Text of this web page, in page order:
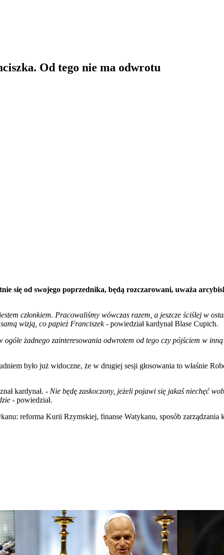
Od tego nie ma odwrotu
się od swojego poprzednika, będą rozczarowani, uważa
członkiem. Pracowaliśmy wówczas razem, a jeszcze ściślej w
wizją, co papież Franciszek- powiedział kardynał Blase Cupich.
żadnego zainteresowania odwrotem od tego czy pójściem w
było już widoczne, że w drugiej sesji głosowania to właśnie
kardynał. - Nie będę zaskoczony, jeżeli pojawi się jakaś niechęć
- powiedział.
reforma Kurii Rzymskiej, finanse Watykanu, sposób zarządzania